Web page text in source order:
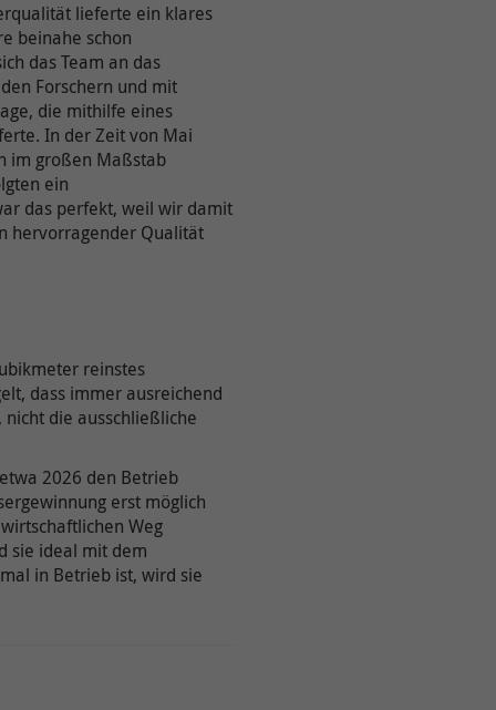
lieferte ein klares
beinahe schon
das Team an das
Forschern und mit
die mithilfe eines
In der Zeit von Mai
im großen Maßstab
ein
das perfekt, weil wir damit
hervorragender Qualität
reinstes
dass immer ausreichend
die ausschließliche
2026 den Betrieb
erst möglich
Weg
sie ideal mit dem
in Betrieb ist, wird sie